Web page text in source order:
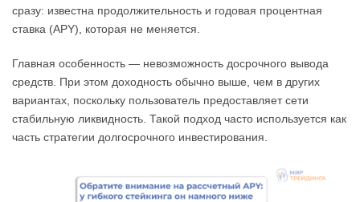
сразу: известна продолжительность и годовая процентная
ставка (APY), которая не меняется.
Главная особенность — невозможность досрочного вывода
средств. При этом доходность обычно выше, чем в других
вариантах, поскольку пользователь предоставляет сети
стабильную ликвидность. Такой подход часто используется как
часть стратегии долгосрочного инвестирования.